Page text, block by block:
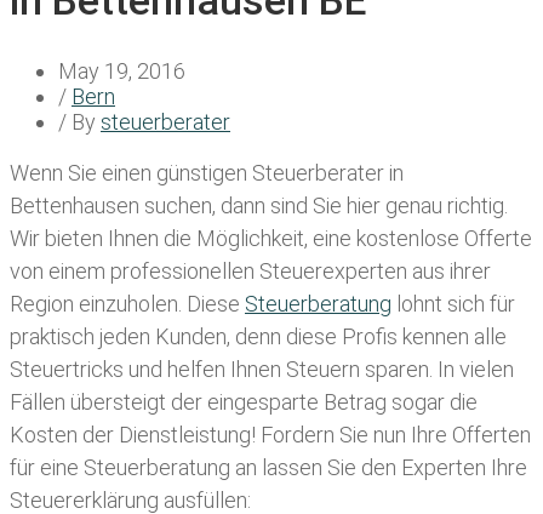
May 19, 2016
/ Bern
/ By steuerberater
Wenn Sie einen günstigen Steuerberater in
Bettenhausen suchen, dann sind Sie hier genau richtig.
Wir bieten Ihnen die Möglichkeit, eine kostenlose Offerte
von einem professionellen Steuerexperten aus ihrer
Region einzuholen. Diese Steuerberatung lohnt sich für
praktisch jeden Kunden, denn diese Profis kennen alle
Steuertricks und helfen Ihnen Steuern sparen. In vielen
Fällen übersteigt der eingesparte Betrag sogar die
Kosten der Dienstleistung! Fordern Sie nun Ihre Offerten
für eine Steuerberatung an lassen Sie den Experten Ihre
Steuererklärung ausfüllen: